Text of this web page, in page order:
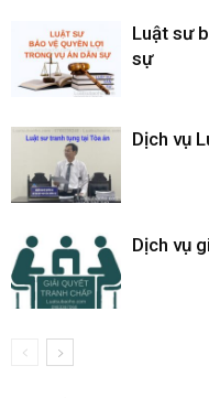
Luật sư
sự
Dịch vụ
Dịch vụ